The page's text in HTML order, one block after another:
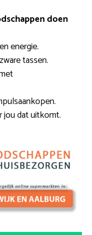
doen
energie.
tassen.
jou dat uitkomt.